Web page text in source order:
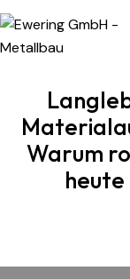
Warum
heute